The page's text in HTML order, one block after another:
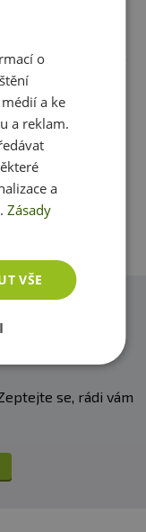
vhodná
pestré stravy.
Ukládejte
těhotné a kojící
25 °C.
Chraňte před
nevhodným
složení
nehodnotil
recenzi a
rozhodováním.
se, rádi vám
o
a ke
a reklam.
a
Zásady
VŠE